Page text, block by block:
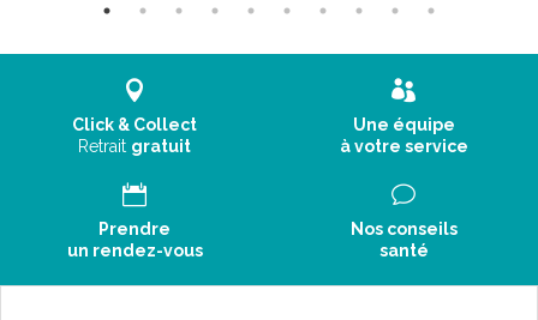
Click & Collect
Retrait gratuit
Une équipe
à votre service
Prendre
un rendez-vous
Nos conseils
santé